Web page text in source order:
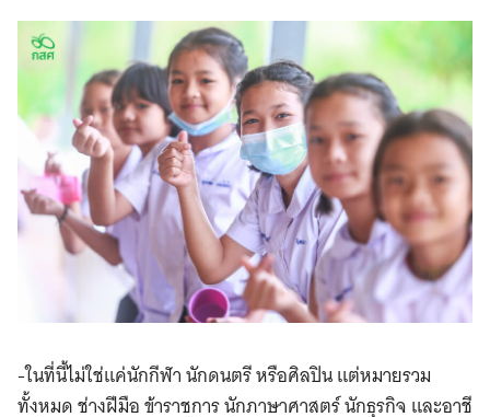
-ในที่นี้ไม่ใช่แค่นักกีฬา นักดนตรี หรือศิลปิน แต่หมายรวม
ทั้งหมด ช่างฝีมือ ข้าราชการ นักภาษาศาสตร์ นักธุรกิจ และอาชี